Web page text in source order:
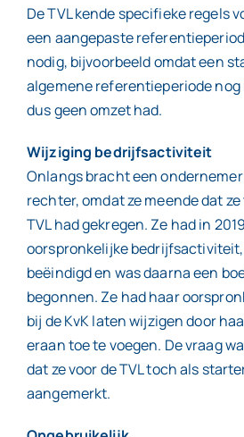
De TVL kende specifieke regels
een aangepaste
nodig, bijvoorbeeld omdat een
algemene referentieperiode
dus geen omzet had.
Wijziging bedrijfsactiviteit
Onlangs bracht een
rechter, omdat ze meende dat
TVL had gekregen. Ze had in
oorspronkelijke
beëindigd en was daarna een
begonnen. Ze had haar
bij de KvK laten wijzigen door
eraan toe te voegen. De vraag
dat ze voor de TVL toch als
aangemerkt.